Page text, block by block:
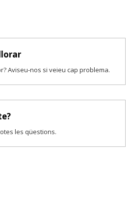
Aviseu-nos si veieu cap problema.
les qüestions.